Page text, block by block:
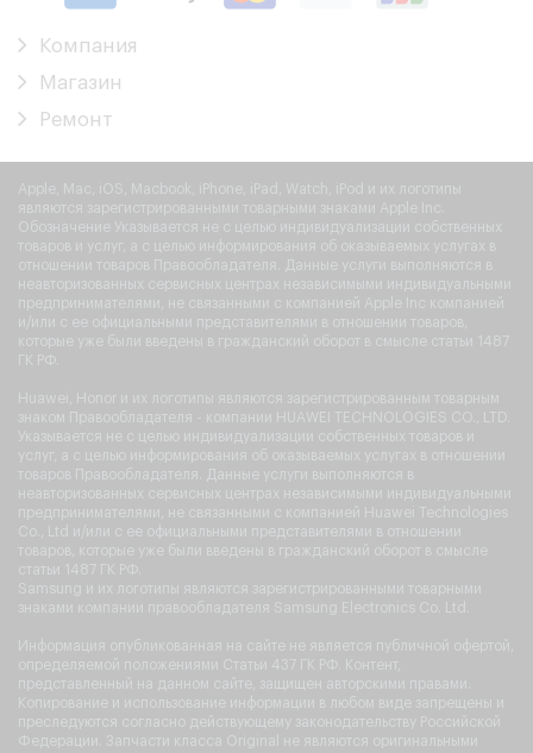
Компания
Магазин
Ремонт
Apple, Mac, iOS, Macbook, iPhone, iPad, Watch, iPod и их логотипы
являются зарегистрированными товарными знаками Apple Inc.
Обозначение Указывается не с целью индивидуализации собственных
товаров и услуг, а с целью информирования об оказываемых услугах в
отношении товаров Правообладателя. Данные услуги выполняются в
неавторизованных сервисных центрах независимыми индивидуальными
предпринимателями, не связанными с компанией Apple Inc компанией
и/или с ее официальными представителями в отношении товаров,
которые уже были введены в гражданский оборот в смысле статьи 1487
ГК РФ.
Huawei, Honor и их логотипы являются зарегистрированным товарным
знаком Правообладателя - компании HUAWEI TECHNOLOGIES CO., LTD.
Указывается не с целью индивидуализации собственных товаров и
услуг, а с целью информирования об оказываемых услугах в отношении
товаров Правообладателя. Данные услуги выполняются в
неавторизованных сервисных центрах независимыми индивидуальными
предпринимателями, не связанными с компанией Huawei Technologies
Co., Ltd и/или с ее официальными представителями в отношении
товаров, которые уже были введены в гражданский оборот в смысле
статьи 1487 ГК РФ.
Samsung и их логотипы являются зарегистрированными товарными
знаками компании правообладателя Samsung Electronics Co. Ltd.
Информация опубликованная на сайте не является публичной офертой,
определяемой положениями Статьи 437 ГК РФ. Контент,
представленный на данном сайте, защищен авторскими правами.
Копирование и использование информации в любом виде запрещены и
преследуются согласно действующему законодательству Российской
Федерации. Запчасти класса Original не являются оригинальными